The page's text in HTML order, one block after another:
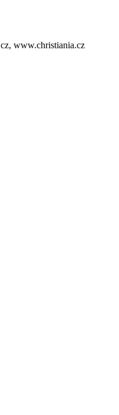
www.christiania.cz